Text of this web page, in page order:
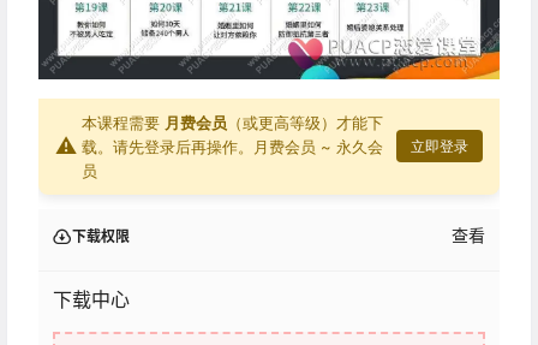
⚠
本课程需要 月费会员 （或更高等级）才能下
载。请先登录后再操作。
月费会员 ~ 永久会
员
立即登录
下载权限 查看
下载中心